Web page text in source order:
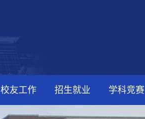
校友工作 招生就业 学科竞赛